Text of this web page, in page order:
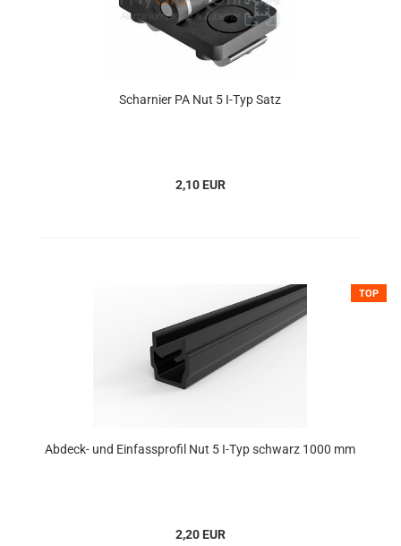
Scharnier PA Nut 5 I-Typ Satz
2,10 EUR
TOP
Abdeck- und Einfassprofil Nut 5 I-Typ schwarz 1000 mm
2,20 EUR